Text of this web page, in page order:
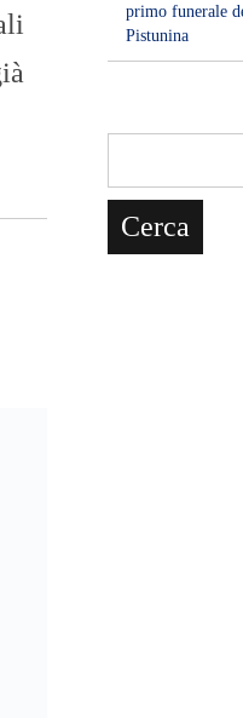
primo funerale
Pistunina